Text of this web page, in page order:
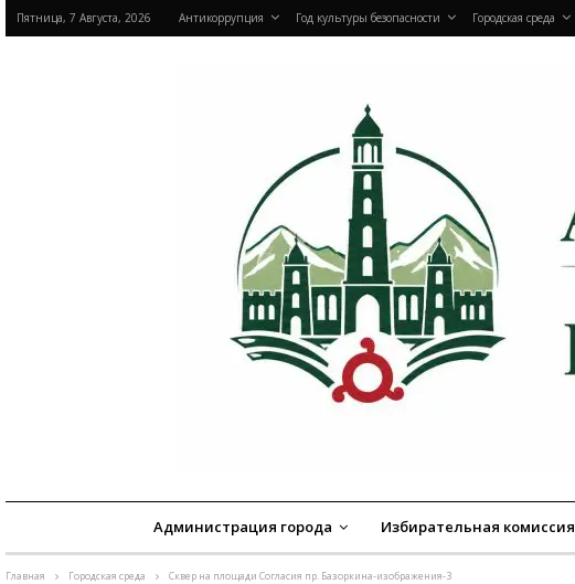
Пятница, 7 Августа, 2026 Антикоррупция Год культуры безопасности Городская среда
Администрация города Избирательная комиссия
Главная Городская среда Сквер на площади Согласия пр. Базоркина-изображения-3